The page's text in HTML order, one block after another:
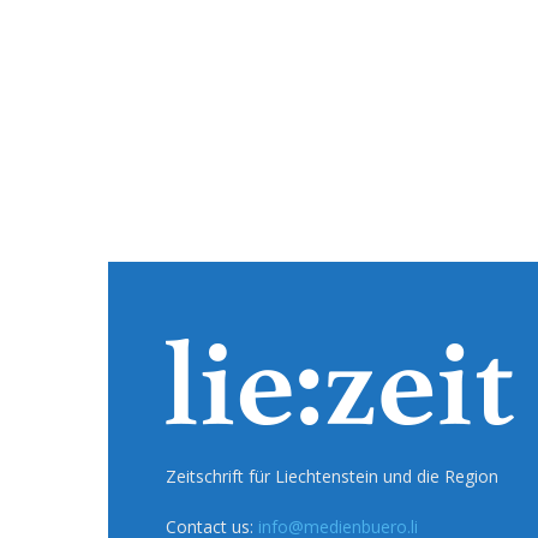
Zeitschrift für Liechtenstein und die Region
Contact us: info@medienbuero.li